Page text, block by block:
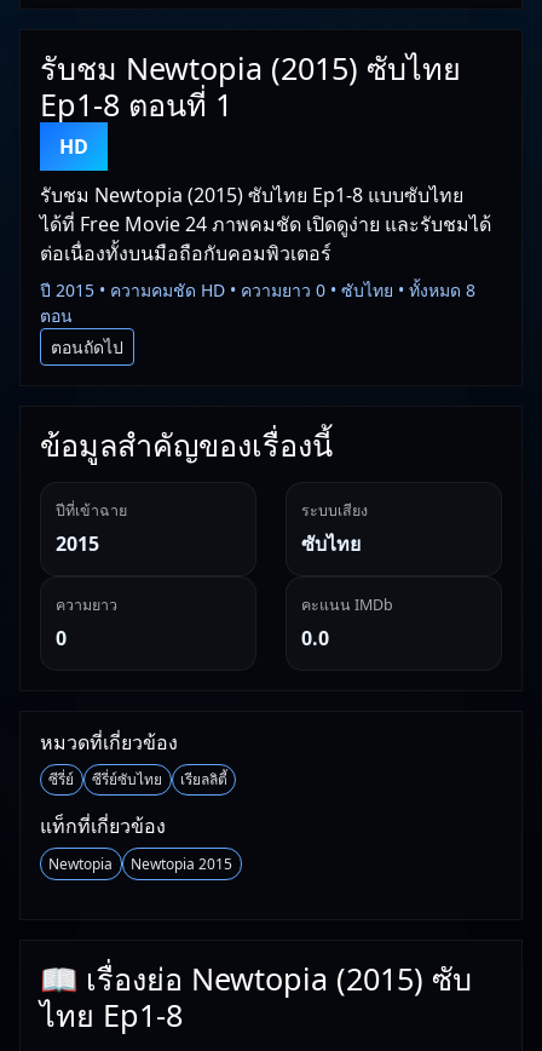
รับชม Newtopia (2015) ซับไทย
Ep1-8 ตอนที่ 1
HD
รับชม Newtopia (2015) ซับไทย Ep1-8 แบบซับไทย
ได้ที่ Free Movie 24 ภาพคมชัด เปิดดูง่าย และรับชมได้
ต่อเนื่องทั้งบนมือถือกับคอมพิวเตอร์
ปี 2015 • ความคมชัด HD • ความยาว 0 • ซับไทย • ทั้งหมด 8
ตอน
ตอนถัดไป
ข้อมูลสำคัญของเรื่องนี้
ปีที่เข้าฉาย
2015
ระบบเสียง
ซับไทย
ความยาว
0
คะแนน IMDb
0.0
หมวดที่เกี่ยวข้อง
ซีรี่ย์ ซีรี่ย์ซับไทย เรียลลิตี้
แท็กที่เกี่ยวข้อง
Newtopia Newtopia 2015
📖 เรื่องย่อ Newtopia (2015) ซับ
ไทย Ep1-8